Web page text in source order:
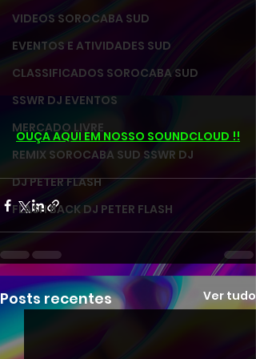
VIDEOS SOROCABA SUD
EVENTOS E ATIVIDADES SUD
CLASSIFICADOS SOROCABA SUD
SSWR DJ EVENTOS
MERCADO LIVRE
REMIX SOROCABA SUD SSWR DJ
DJ PETER FLASH
FLASH BACK DJ PETER FLASH
OUÇA AQUI EM NOSSO SOUNDCLOUD !!
Posts recentes Ver tudo